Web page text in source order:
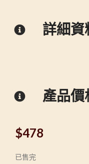
詳細資
產品價
$478
已售完